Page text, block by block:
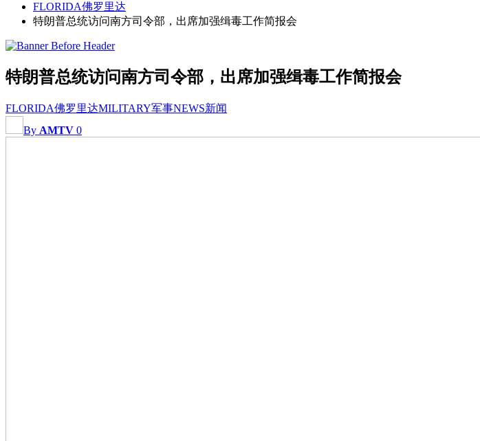
FLORIDA佛罗里达
特朗普总统访问南方司令部，出席加强缉毒工作简报会
特朗普总统访问南方司令部，出席加强缉毒工作简报会
FLORIDA佛罗里达MILITARY军事NEWS新闻
By AMTV 0